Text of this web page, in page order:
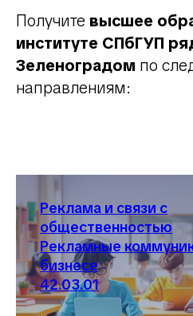
Получите высшее
институте СПбГУП
Зеленоградом по
направлениям:
Реклама и связи с
общественностью
Рекламные
бизнесе
42.03.01